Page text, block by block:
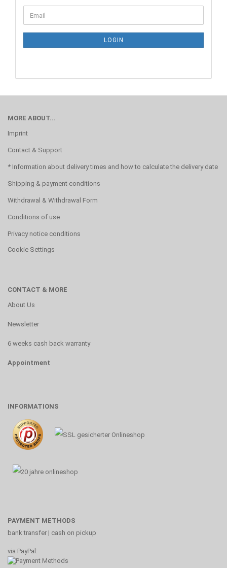
TO
PAGE
Email
LOGIN
MORE ABOUT...
Imprint
Contact & Support
* Information about delivery times and how to calculate the delivery date
Shipping & payment conditions
Withdrawal & Withdrawal Form
Conditions of use
Privacy notice conditions
Cookie Settings
CONTACT & MORE
About Us
Newsletter
6 weeks cash back warranty
Appointment
INFORMATIONS
PAYMENT METHODS
bank transfer | cash on pickup
via PayPal: